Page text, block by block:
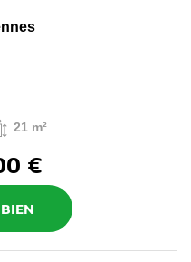
21 m²
€